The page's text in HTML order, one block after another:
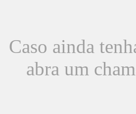
Caso ainda
abra um